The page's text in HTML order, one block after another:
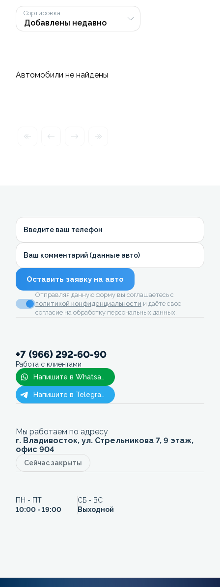
Сортировка
Автомобили не найдены
Введите ваш телефон
Ваш комментарий (данные авто)
Оставить заявку на авто
Отправляя данную форму вы соглашаетесь с
политикой конфиденциальности и даёте своё
согласие на обработку персональных данных.
+7 (966) 292-60-90
Работа с клиентами
Напишите в Whatsapp
Напишите в Telegram
Мы работаем по адресу
г. Владивосток, ул. Стрельникова 7, 9 этаж,
офис 904
Сейчас закрыты
ПН - ПТ
10:00 - 19:00
СБ - ВС
Выходной